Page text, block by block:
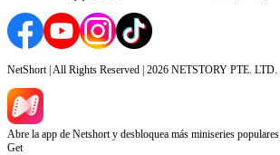
NetShort | All Rights Reserved | 2026 NETSTORY PTE. LTD.
Abre la app de Netshort y desbloquea más miniseries populares
Get